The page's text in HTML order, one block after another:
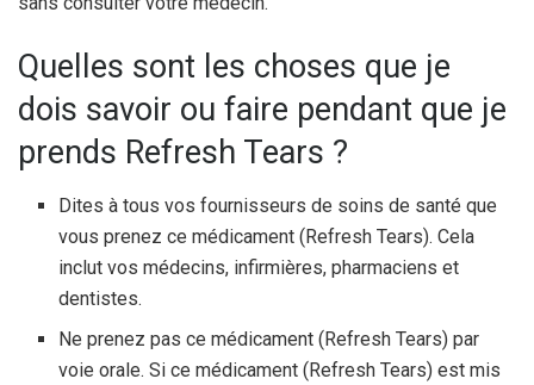
Quelles sont les choses que je
dois savoir ou faire pendant que je
prends Refresh Tears ?
Dites à tous vos fournisseurs de soins de santé que
vous prenez ce médicament (Refresh Tears). Cela
inclut vos médecins, infirmières, pharmaciens et
dentistes.
Ne prenez pas ce médicament (Refresh Tears) par
voie orale. Si ce médicament (Refresh Tears) est mis